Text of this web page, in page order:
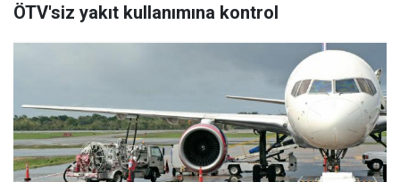
ÖTV'siz yakıt kullanımına kontrol